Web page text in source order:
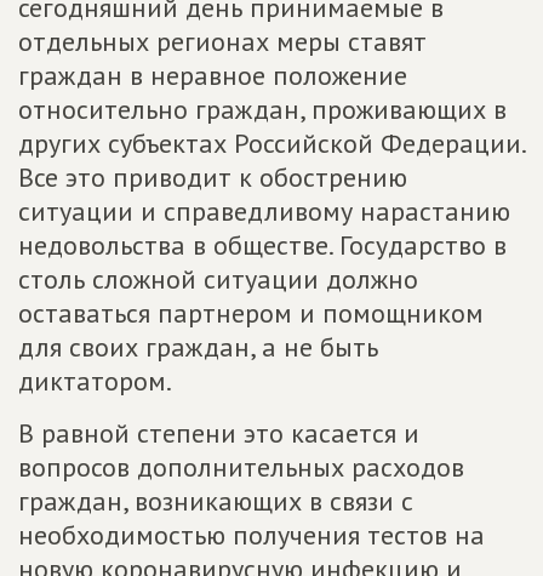
сегодняшний день принимаемые в
отдельных регионах меры ставят
граждан в неравное положение
относительно граждан, проживающих в
других субъектах Российской Федерации.
Все это приводит к обострению
ситуации и справедливому нарастанию
недовольства в обществе. Государство в
столь сложной ситуации должно
оставаться партнером и помощником
для своих граждан, а не быть
диктатором.
В равной степени это касается и
вопросов дополнительных расходов
граждан, возникающих в связи с
необходимостью получения тестов на
новую коронавирусную инфекцию и